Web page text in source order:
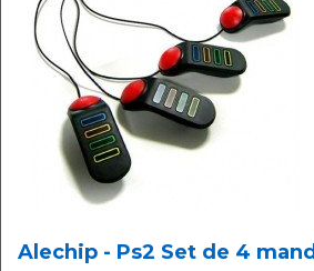
Alechip - Ps2 Set de 4